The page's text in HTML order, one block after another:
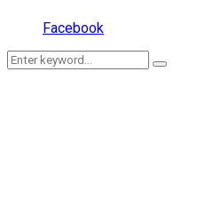
Facebook
Search
for:
Search